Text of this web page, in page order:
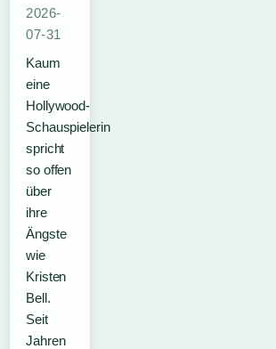
2026-
07-31
Kaum
eine
Hollywood-
Schauspielerin
spricht
so offen
über
ihre
Ängste
wie
Kristen
Bell.
Seit
Jahren